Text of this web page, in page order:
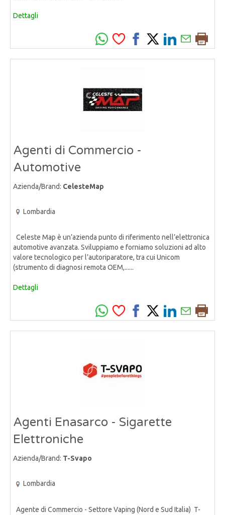
Dettagli
Agenti di Commercio -
Automotive
Azienda/Brand: CelesteMap
Lombardia
Celeste Map è un’azienda punto di riferimento nell’elettronica
automotive avanzata. Sviluppiamo e forniamo soluzioni ad alto
valore tecnologico per l’autoriparatore, tra cui Unicom
(strumento di diagnosi remota OEM,......
Dettagli
Agenti Enasarco - Sigarette
Elettroniche
Azienda/Brand: T-Svapo
Lombardia
Agente di Commercio - Settore Vaping (Nord e Sud Italia) T-